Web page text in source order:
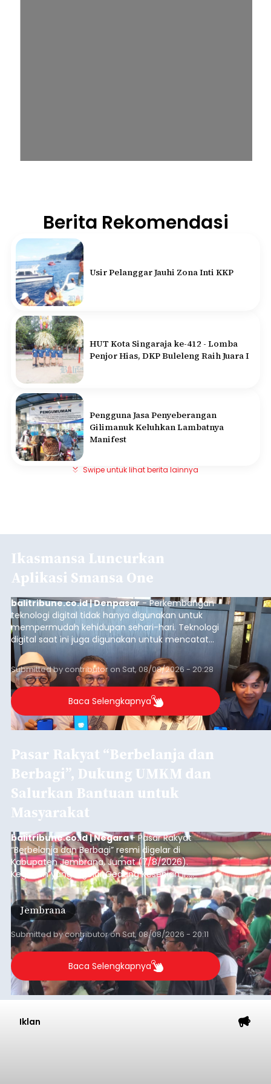
Berita Rekomendasi
Usir Pelanggar Jauhi Zona Inti KKP
HUT Kota Singaraja ke-412 - Lomba
Penjor Hias, DKP Buleleng Raih Juara I
Pengguna Jasa Penyeberangan
Gilimanuk Keluhkan Lambatnya
Manifest
Swipe untuk lihat berita lainnya
Ikasmansa Luncurkan
Aplikasi Smansa One
balitribune.co.id | Denpasar- Perkembangan
teknologi digital tidak hanya digunakan untuk
mempermudah kehidupan sehari-hari. Teknologi
digital saat ini juga digunakan untuk mencatat
dan mengelola data base alumni dari suatu
sekolah, salah satunya adalah alumni SMA 1
Denpasar.
Submitted bycontributoronSat, 08/08/2026 - 20:28
Baca Selengkapnya
Pasar Rakyat “Berbelanja dan
Berbagi”, Dukung UMKM dan
Salurkan Bantuan untuk
Masyarakat
balitribune.co.id | Negara- Pasar Rakyat
“Berbelanja dan Berbagi” resmi digelar di
Kabupaten Jembrana, Jumat (7/8/2026).
Kegiatan yang digelar Gedung Kesenian Ir.
Soekarno ini memadukan pemberdayaan
ekonomi masyarakat dengan aksi sosial tersebut
mendapat antusiasme tinggi dan mencatat nilai
transaksi mencapai Rp672.733.200.
Jembrana
Submitted bycontributoronSat, 08/08/2026 - 20:11
Baca Selengkapnya
Iklan